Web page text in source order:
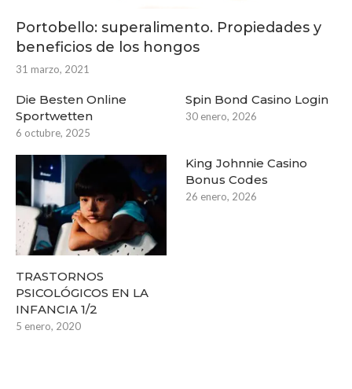
Portobello: superalimento. Propiedades y
beneficios de los hongos
31 marzo, 2021
Die Besten Online
Sportwetten
6 octubre, 2025
Spin Bond Casino Login
30 enero, 2026
TRASTORNOS
PSICOLÓGICOS EN LA
INFANCIA 1/2
5 enero, 2020
King Johnnie Casino
Bonus Codes
26 enero, 2026